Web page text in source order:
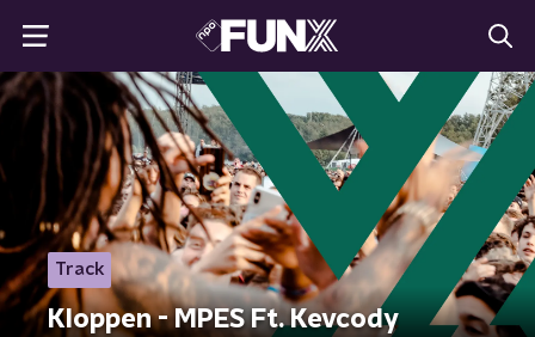
Track
Kloppen - MPES Ft. Kevcody